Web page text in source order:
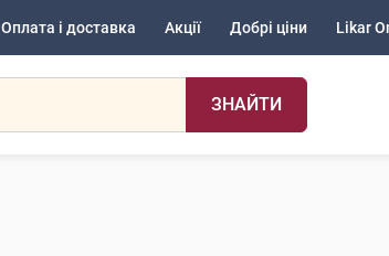
Оплата і доставка Акції Добрі ціни Likar
ЗНАЙТИ